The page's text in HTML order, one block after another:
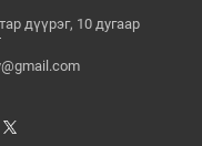
дүүрэг, 10 дугаар